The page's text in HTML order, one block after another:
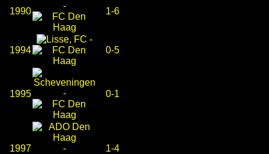
1990
-
1-6
1994
-
0-5
1995 - 0-1
1997 - 1-4